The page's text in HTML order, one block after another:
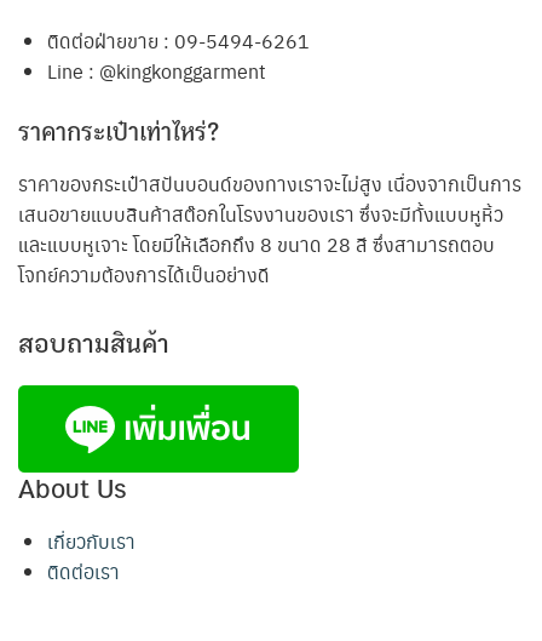
ติดต่อฝ่ายขาย : 09-5494-6261
Line : @kingkonggarment
ราคากระเป๋าเท่าไหร่?
ราคาของกระเป๋าสปันบอนด์ของทางเราจะไม่สูง เนื่องจากเป็นการ
เสนอขายแบบสินค้าสต๊อกในโรงงานของเรา ซึ่งจะมีทั้งแบบหูหิ้ว
และแบบหูเจาะ โดยมีให้เลือกถึง 8 ขนาด 28 สี ซึ่งสามารถตอบ
โจทย์ความต้องการได้เป็นอย่างดี
สอบถามสินค้า
About Us
เกี่ยวกับเรา
ติดต่อเรา